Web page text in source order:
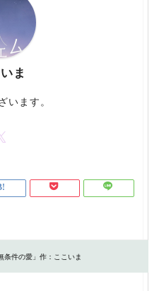
ま
います。
条件の愛」作：ここいま